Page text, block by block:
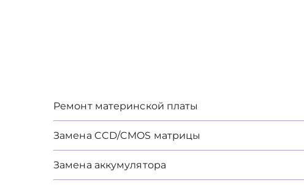
Ремонт материнской платы
Замена CCD/CMOS матрицы
Замена аккумулятора